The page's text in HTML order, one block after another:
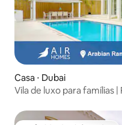
Casa ⋅ Dubai
Vila de luxo para famílias